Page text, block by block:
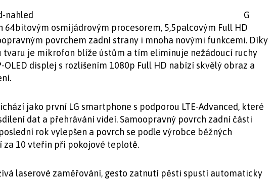
G
64bitovým osmijádrovým procesorem, 5,5palcovým Full HD
povrchem zadní strany i mnoha novými funkcemi. Díky
tvaru je mikrofon blíže ústům a tím eliminuje nežádoucí ruchy
OLED displej s rozlišením 1080p Full HD nabízí skvělý obraz a
jako první LG smartphone s podporou LTE-Advanced, které
dat a přehrávání videí. Samoopravný povrch zadní části
rok vylepšen a povrch se podle výrobce běžných
za 10 vteřin při pokojové teplotě.
laserové zaměřování, gesto zatnutí pěsti spustí automaticky